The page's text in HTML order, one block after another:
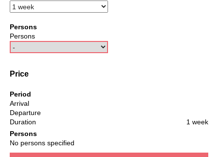
Persons
Persons
Price
Period
Arrival
Departure
Duration
1 week
Persons
No persons specified